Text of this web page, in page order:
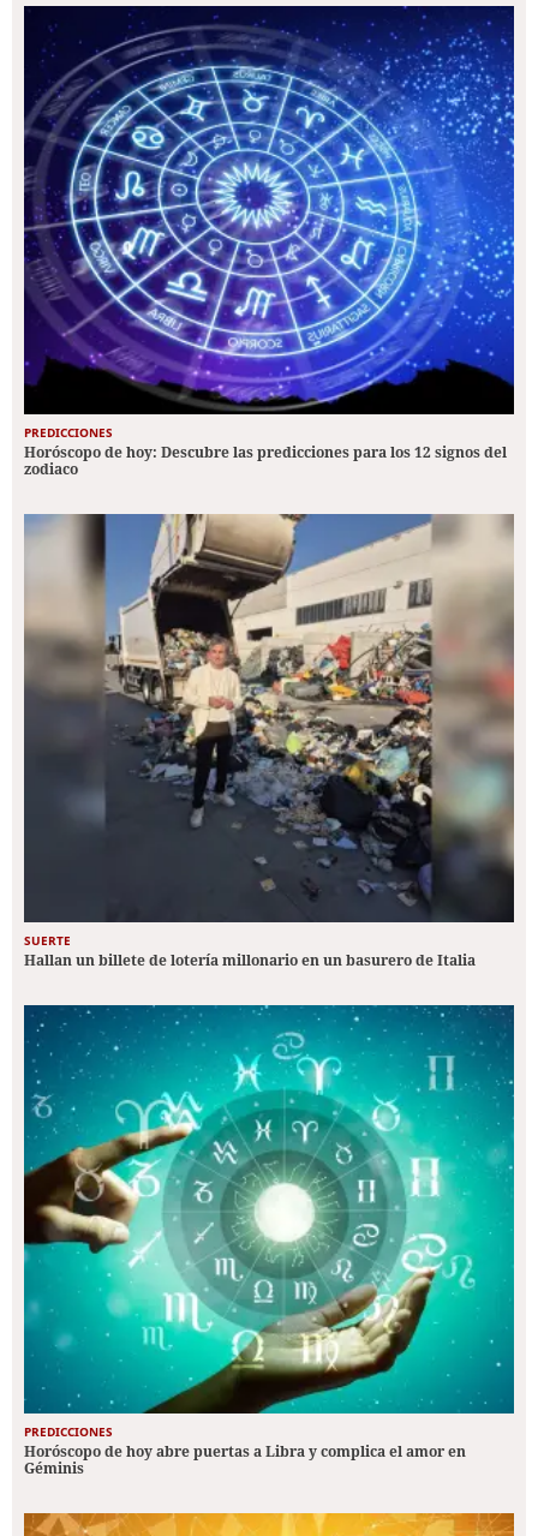
PREDICCIONES
Horóscopo de hoy: Descubre las predicciones para los 12 signos del
zodiaco
SUERTE
Hallan un billete de lotería millonario en un basurero de Italia
PREDICCIONES
Horóscopo de hoy abre puertas a Libra y complica el amor en
Géminis